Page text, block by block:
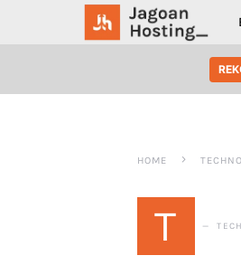
SEARCH FOR:
HOME
T